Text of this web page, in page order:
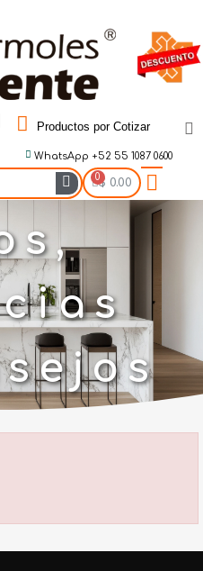
Productos por Cotizar
WhatsApp +52 55 1087 0600
$ 0.00